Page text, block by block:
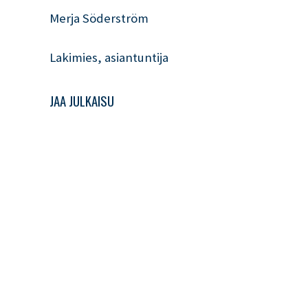
Merja Söderström
Lakimies, asiantuntija
JAA JULKAISU